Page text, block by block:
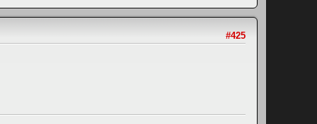
#425